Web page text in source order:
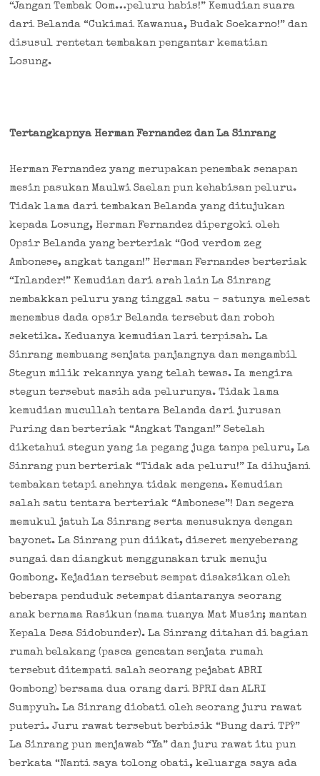
“Jangan Tembak Oom…peluru habis!” Kemudian suara
dari Belanda “Cukimai Kawanua, Budak Soekarno!” dan
disusul rentetan tembakan pengantar kematian
Losung.
Tertangkapnya Herman Fernandez dan La Sinrang
Herman Fernandez yang merupakan penembak senapan
mesin pasukan Maulwi Saelan pun kehabisan peluru.
Tidak lama dari tembakan Belanda yang ditujukan
kepada Losung, Herman Fernandez dipergoki oleh
Opsir Belanda yang berteriak “God verdom zeg
Ambonese, angkat tangan!” Herman Fernandes berteriak
“Inlander!” Kemudian dari arah lain La Sinrang
nembakkan peluru yang tinggal satu – satunya melesat
menembus dada opsir Belanda tersebut dan roboh
seketika. Keduanya kemudian lari terpisah. La
Sinrang membuang senjata panjangnya dan mengambil
Stegun milik rekannya yang telah tewas. Ia mengira
stegun tersebut masih ada pelurunya. Tidak lama
kemudian mucullah tentara Belanda dari jurusan
Puring dan berteriak “Angkat Tangan!” Setelah
diketahui stegun yang ia pegang juga tanpa peluru, La
Sinrang pun berteriak “Tidak ada peluru!” Ia dihujani
tembakan tetapi anehnya tidak mengena. Kemudian
salah satu tentara berteriak “Ambonese”! Dan segera
memukul jatuh La Sinrang serta menusuknya dengan
bayonet. La Sinrang pun diikat, diseret menyeberang
sungai dan diangkut menggunakan truk menuju
Gombong. Kejadian tersebut sempat disaksikan oleh
beberapa penduduk setempat diantaranya seorang
anak bernama Rasikun (nama tuanya Mat Musin; mantan
Kepala Desa Sidobunder). La Sinrang ditahan di bagian
rumah belakang (pasca gencatan senjata rumah
tersebut ditempati salah seorang pejabat ABRI
Gombong) bersama dua orang dari BPRI dan ALRI
Sumpyuh. La Sinrang diobati oleh seorang juru rawat
puteri. Juru rawat tersebut berbisik “Bung dari TP?”
La Sinrang pun menjawab “Ya” dan juru rawat itu pun
berkata “Nanti saya tolong obati, keluarga saya ada